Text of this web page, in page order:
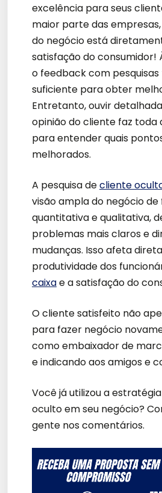
excelência para seus
maior parte das
do negócio está
satisfação do consumidor!
o feedback com
suficiente para obter
Entretanto, ouvir
opinião do cliente faz toda
para entender quais
melhorados.
A pesquisa decliente
visão ampla do negócio
quantitativa e qualitativa,
problemas mais claros e
mudanças. Isso afeta
produtividade dos
caixae a satisfação do
O cliente satisfeito não
para fazer negócio
como embaixador de
e indicando aos amigos e
Você já utilizou a
oculto em seu negócio?
gente nos comentários.